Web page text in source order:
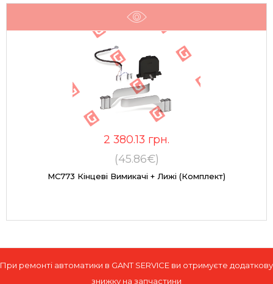
2 380.13 грн.
(45.86€)
MC773 Кінцеві Вимикачі + Лижі (комплект)
При ремонті автоматики в GANT SERVICE ви отримуєте додаткову
знижку на запчастини